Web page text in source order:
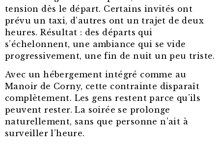
tension dès le départ. Certains invités ont
prévu un taxi, d’autres ont un trajet de deux
heures. Résultat : des départs qui
s’échelonnent, une ambiance qui se vide
progressivement, une fin de nuit un peu triste.
Avec un hébergement intégré comme au
Manoir de Corny, cette contrainte disparaît
complètement. Les gens restent parce qu’ils
peuvent rester. La soirée se prolonge
naturellement, sans que personne n’ait à
surveiller l’heure.